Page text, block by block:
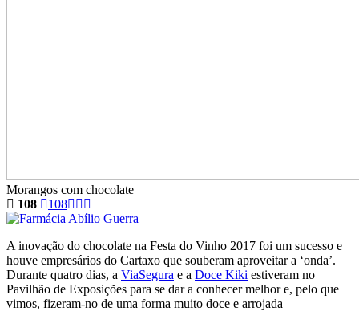
Morangos com chocolate
108
108
A inovação do chocolate na Festa do Vinho 2017 foi um sucesso e
houve empresários do Cartaxo que souberam aproveitar a ‘onda’.
Durante quatro dias, a ViaSegura e a Doce Kiki estiveram no
Pavilhão de Exposições para se dar a conhecer melhor e, pelo que
vimos, fizeram-no de uma forma muito doce e arrojada